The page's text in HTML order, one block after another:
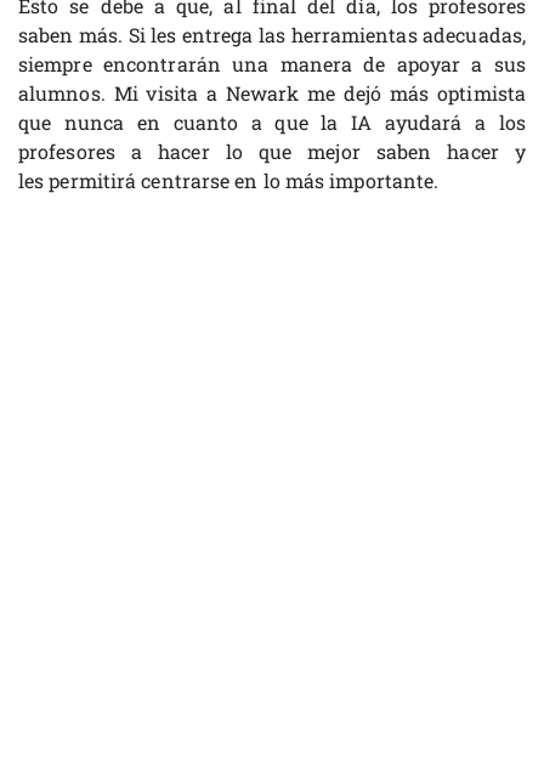
saben más. Si les entrega las herramientas adecuadas,
siempre encontrarán una manera de apoyar a sus
alumnos. Mi visita a Newark me dejó más optimista
que nunca en cuanto a que la IA ayudará a los
profesores a hacer lo que mejor saben hacer y
les permitirá centrarse en lo más importante.